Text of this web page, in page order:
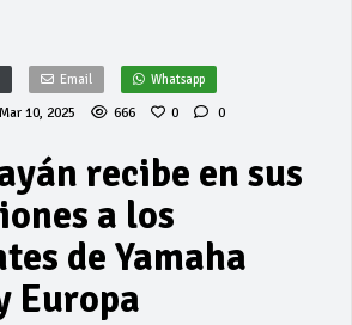
Email Whatsapp
Mar 10, 2025 666 0 0
recibe en sus
a los
de Yamaha
Europa